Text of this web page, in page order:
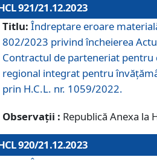
921/21.12.2023
Titlu: Îndreptare eroare
802/2023 privind încheierea
Contractul de parteneriat
regional integrat pentru
prin H.C.L. nr. 1059/2022.
Observații : Republică Anexa la
920/21.12.2023